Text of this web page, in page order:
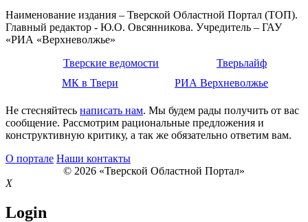
Наименование издания – Тверской Областной Портал (ТОП).
Главный редактор - Ю.О. Овсянникова. Учредитель – ГАУ
«РИА «Верхневолжье»
Тверские ведомости
Тверьлайф
МК в Твери
РИА Верхневолжье
Не стесняйтесь написать нам. Мы будем рады получить от вас
сообщение. Рассмотрим рациональные предложения и
конструктивную критику, а так же обязательно ответим вам.
О портале Наши контакты
© 2026 «Тверской Областной Портал»
X
Login